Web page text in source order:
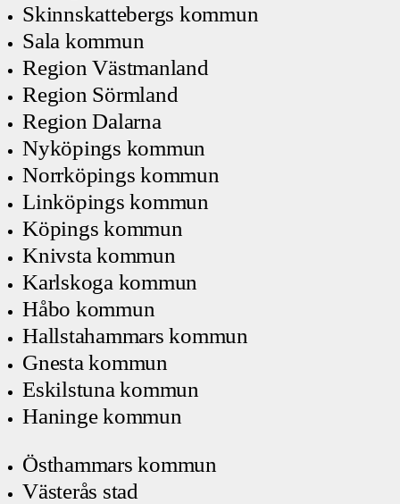
Skinnskattebergs kommun
Sala kommun
Region Västmanland
Region Sörmland
Region Dalarna
Nyköpings kommun
Norrköpings kommun
Linköpings kommun
Köpings kommun
Knivsta kommun
Karlskoga kommun
Håbo kommun
Hallstahammars kommun
Gnesta kommun
Eskilstuna kommun
Haninge kommun
Östhammars kommun
Västerås stad